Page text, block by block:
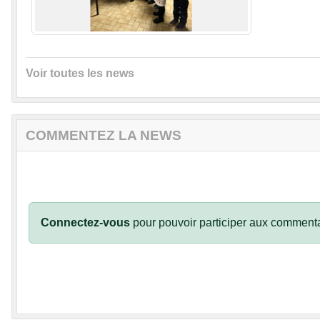
Voir toutes les news
COMMENTEZ LA NEWS
Connectez-vous pour pouvoir participer aux